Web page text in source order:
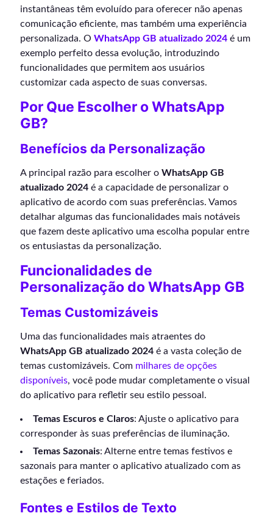
instantâneas têm evoluído para oferecer não apenas
comunicação eficiente, mas também uma experiência
personalizada. O WhatsApp GB atualizado 2024 é um
exemplo perfeito dessa evolução, introduzindo
funcionalidades que permitem aos usuários
customizar cada aspecto de suas conversas.
Por Que Escolher o WhatsApp
GB?
Benefícios da Personalização
A principal razão para escolher o WhatsApp GB
atualizado 2024 é a capacidade de personalizar o
aplicativo de acordo com suas preferências. Vamos
detalhar algumas das funcionalidades mais notáveis
que fazem deste aplicativo uma escolha popular entre
os entusiastas da personalização.
Funcionalidades de
Personalização do WhatsApp GB
Temas Customizáveis
Uma das funcionalidades mais atraentes do
WhatsApp GB atualizado 2024 é a vasta coleção de
temas customizáveis. Com milhares de opções
disponíveis, você pode mudar completamente o visual
do aplicativo para refletir seu estilo pessoal.
Temas Escuros e Claros: Ajuste o aplicativo para
corresponder às suas preferências de iluminação.
Temas Sazonais: Alterne entre temas festivos e
sazonais para manter o aplicativo atualizado com as
estações e feriados.
Fontes e Estilos de Texto